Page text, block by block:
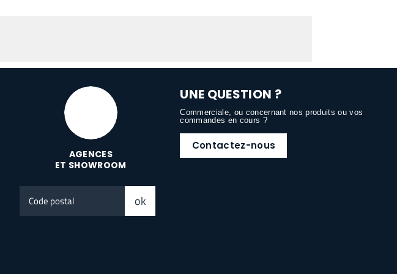
AGENCES
ET SHOWROOM
postal
ok
UNE QUESTION ?
Commerciale, ou concernant nos produits ou vos
commandes en cours ?
Contactez-nous